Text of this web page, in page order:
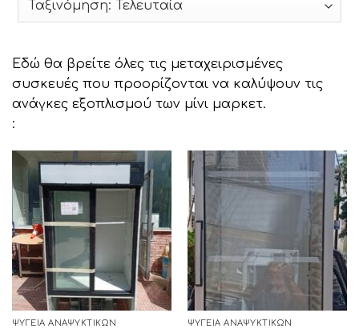
Εδώ θα βρείτε όλες τις μεταχειρισμένες
συσκευές που προορίζονται να καλύψουν τις
ανάγκες εξοπλισμού των μίνι μαρκετ.
:
ΨΥΓΕΊΑ ΑΝΑΨΥΚΤΙΚΏΝ ΨΥΓΕΊΑ ΑΝΑΨΥΚΤΙΚΏΝ